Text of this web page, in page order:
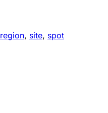
region, site, spot